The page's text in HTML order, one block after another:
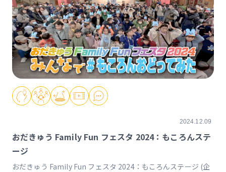
2024.12.09
おだきゅう Family Fun フェスタ 2024：もころんステ
ージ
おだきゅう Family Fun フェスタ 2024：もころんステージ (企